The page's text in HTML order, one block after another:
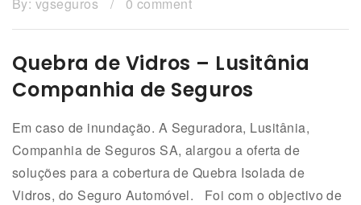
Quebra de Vidros – Lusitânia
Companhia de Seguros
Em caso de inundação. A Seguradora, Lusitânia,
Companhia de Seguros SA, alargou a oferta de
soluções para a cobertura de Quebra Isolada de
Vidros, do Seguro Automóvel. Foi com o objectivo de